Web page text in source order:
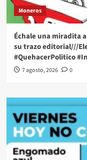
Moneros
Échale una miradita
su trazo editorial///
#QuehacerPolitico
7 agosto, 2026 0